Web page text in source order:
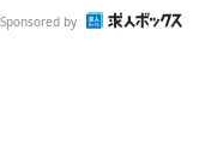
Sponsored by